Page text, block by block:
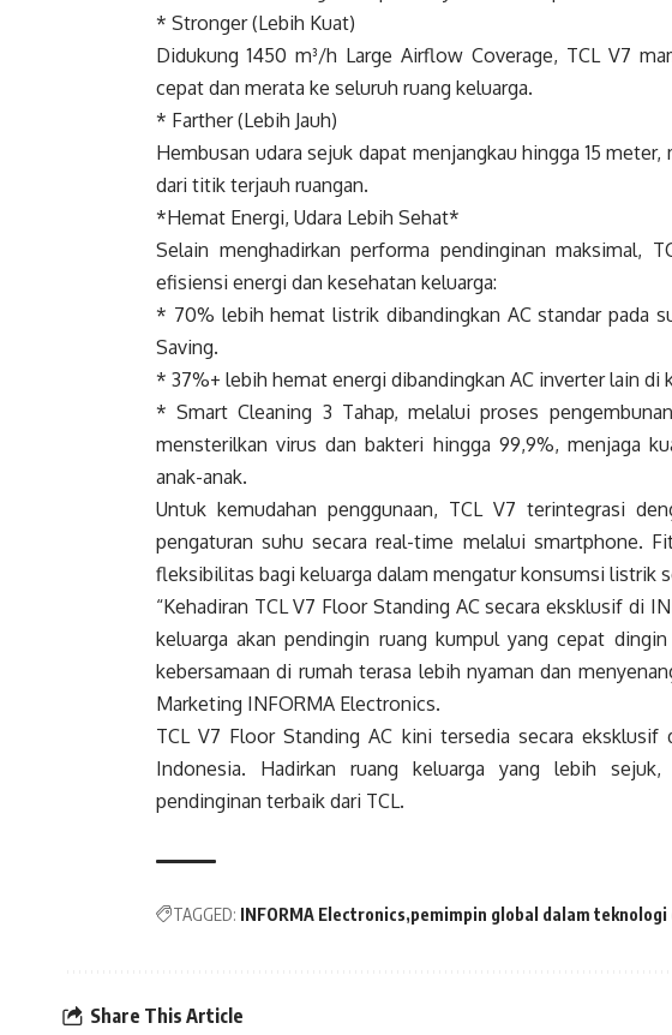
* Stronger (Lebih Kuat)
Didukung 1450 m³/h Large Airflow Coverage, TCL V7
cepat dan merata ke seluruh ruang keluarga.
* Farther (Lebih Jauh)
Hembusan udara sejuk dapat menjangkau hingga 15
dari titik terjauh ruangan.
*Hemat Energi, Udara Lebih Sehat*
Selain menghadirkan performa pendinginan maksimal,
efisiensi energi dan kesehatan keluarga:
* 70% lebih hemat listrik dibandingkan AC standar pada
Saving.
* 37%+ lebih hemat energi dibandingkan AC inverter lain di
* Smart Cleaning 3 Tahap, melalui proses
mensterilkan virus dan bakteri hingga 99,9%, menjaga
anak-anak.
Untuk kemudahan penggunaan, TCL V7 terintegrasi
pengaturan suhu secara real-time melalui smartphone.
fleksibilitas bagi keluarga dalam mengatur konsumsi listrik
“Kehadiran TCL V7 Floor Standing AC secara eksklusif di
keluarga akan pendingin ruang kumpul yang cepat
kebersamaan di rumah terasa lebih nyaman dan
Marketing INFORMA Electronics.
TCL V7 Floor Standing AC kini tersedia secara
Indonesia. Hadirkan ruang keluarga yang lebih
pendinginan terbaik dari TCL.
TAGGED: INFORMA Electronics pemimpin global dalam
Share This Article